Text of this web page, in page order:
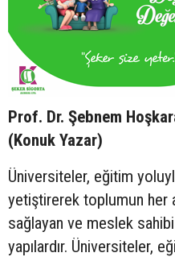
Prof. Dr. Şebnem
(Konuk Yazar)
Üniversiteler, eğitim
yetiştirerek toplumun her
sağlayan ve meslek
yapılardır. Üniversiteler,